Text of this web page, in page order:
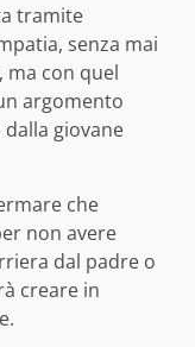
tramite
senza mai
ma con quel
argomento
giovane
che
non avere
dal padre o
creare in